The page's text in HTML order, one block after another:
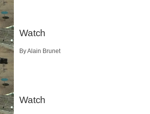
Watch
By Alain Brunet
Watch